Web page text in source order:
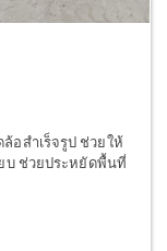
อสำเร็จรูป ช่วยให้
บ ช่วยประหยัดพื้นที่